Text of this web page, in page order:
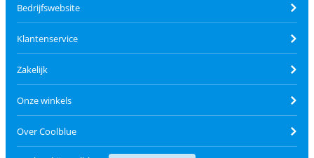
Bedrijfswebsite
Klantenservice
Zakelijk
Onze winkels
Over Coolblue